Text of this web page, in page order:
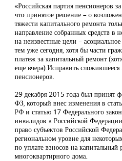
«Российская партия пенсионеров
что принятое решение – о
тяжести капитального ремонта
направление собранных средств в
на неизвестные цели –
тем уже сегодня, хотя бы части
платеж за капитальный ремонт
еще вчера).Исправить сложившееся
пенсионеров.
29 декабря 2015 года был принят
ФЗ, который внес изменения в
РФ и статью 17 Федерального
инвалидов в Российской
право субъектов Российской
региональном уровне для
по уплате взносов на
многоквартирного дома.